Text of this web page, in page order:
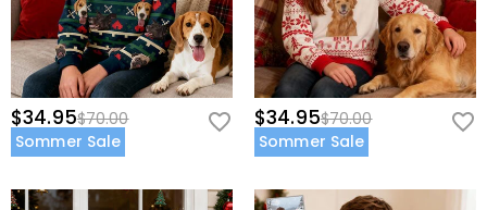
$34.95$70.00
Sommer Sale
$34.95$70.00
Sommer Sale